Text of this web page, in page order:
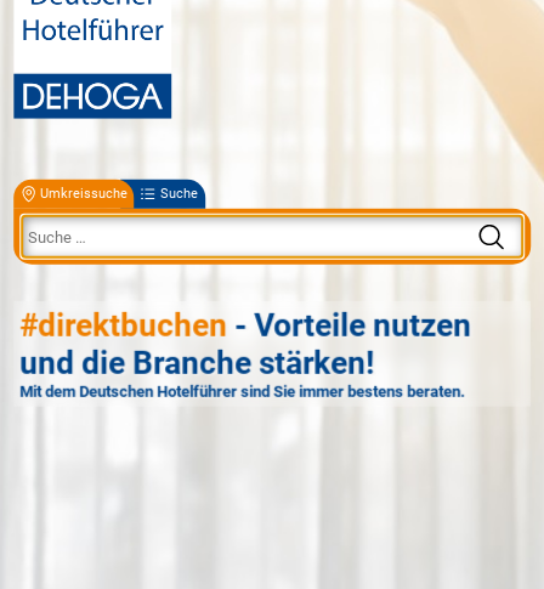
Umkreissuche Suche
#direktbuchen - Vorteile nutzen
und die Branche stärken!
Mit dem Deutschen Hotelführer sind Sie immer bestens beraten.